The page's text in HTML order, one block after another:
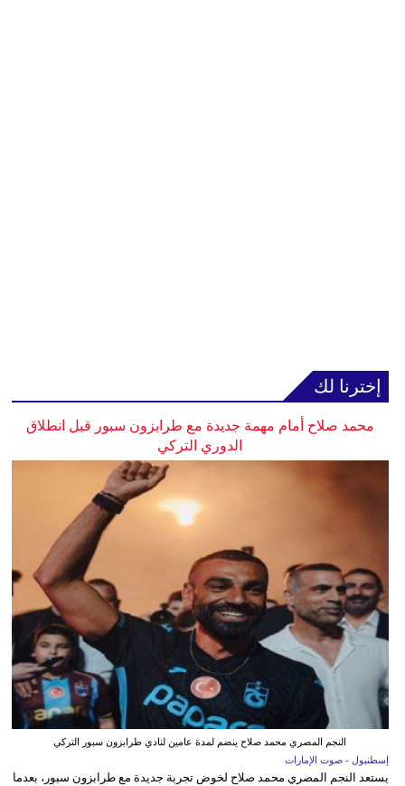
إخترنا لك
محمد صلاح أمام مهمة جديدة مع طرابزون سبور قبل انطلاق
الدوري التركي
النجم المصري محمد صلاح ينضم لمدة عامين لنادي طرابزون سبور التركي
إسطنبول - صوت الإمارات
يستعد النجم المصري محمد صلاح لخوض تجربة جديدة مع طرابزون سبور، بعدما